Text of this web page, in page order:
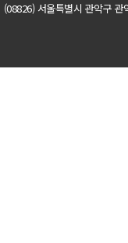
(08826) 서울특별시 관악구